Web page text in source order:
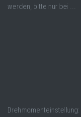
werden, bitte nur bei ...